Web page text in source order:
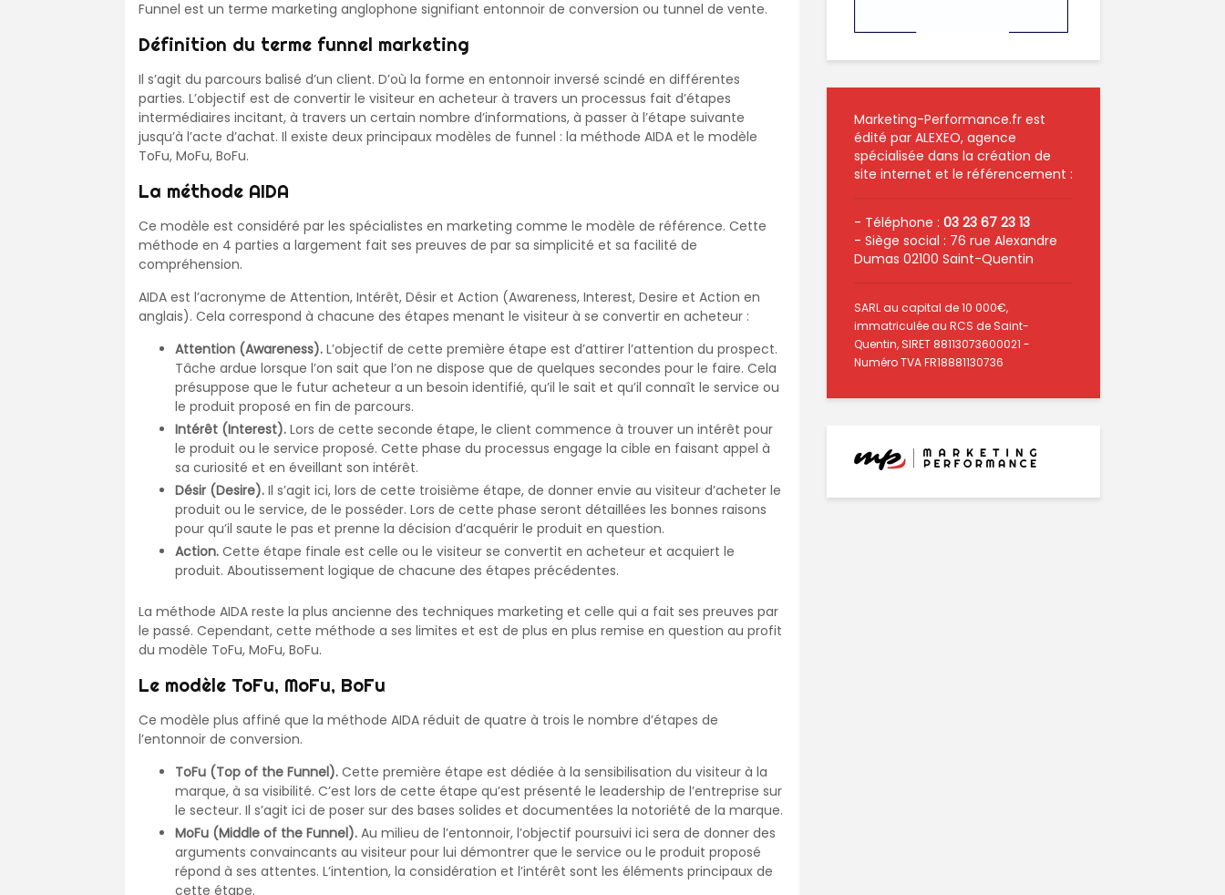
Funnel est un terme marketing anglophone signifiant entonnoir de conversion ou tunnel de vente.
Définition du terme funnel marketing
Il s’agit du parcours balisé d’un client. D’où la forme en entonnoir inversé scindé en différentes
parties. L’objectif est de convertir le visiteur en acheteur à travers un processus fait d’étapes
intermédiaires incitant, à travers un certain nombre d’informations, à passer à l’étape suivante
jusqu’à l’acte d’achat. Il existe deux principaux modèles de funnel : la méthode AIDA et le modèle
ToFu, MoFu, BoFu.
La méthode AIDA
Ce modèle est considéré par les spécialistes en marketing comme le modèle de référence. Cette
méthode en 4 parties a largement fait ses preuves de par sa simplicité et sa facilité de
compréhension.
AIDA est l’acronyme de Attention, Intérêt, Désir et Action (Awareness, Interest, Desire et Action en
anglais). Cela correspond à chacune des étapes menant le visiteur à se convertir en acheteur :
Attention (Awareness). L’objectif de cette première étape est d’attirer l’attention du prospect.
Tâche ardue lorsque l’on sait que l’on ne dispose que de quelques secondes pour le faire. Cela
présuppose que le futur acheteur a un besoin identifié, qu’il le sait et qu’il connaît le service ou
le produit proposé en fin de parcours.
Intérêt (Interest). Lors de cette seconde étape, le client commence à trouver un intérêt pour
le produit ou le service proposé. Cette phase du processus engage la cible en faisant appel à
sa curiosité et en éveillant son intérêt.
Désir (Desire). Il s’agit ici, lors de cette troisième étape, de donner envie au visiteur d’acheter le
produit ou le service, de le posséder. Lors de cette phase seront détaillées les bonnes raisons
pour qu’il saute le pas et prenne la décision d’acquérir le produit en question.
Action. Cette étape finale est celle ou le visiteur se convertit en acheteur et acquiert le
produit. Aboutissement logique de chacune des étapes précédentes.
La méthode AIDA reste la plus ancienne des techniques marketing et celle qui a fait ses preuves par
le passé. Cependant, cette méthode a ses limites et est de plus en plus remise en question au profit
du modèle ToFu, MoFu, BoFu.
Le modèle ToFu, MoFu, BoFu
Ce modèle plus affiné que la méthode AIDA réduit de quatre à trois le nombre d’étapes de
l’entonnoir de conversion.
ToFu (Top of the Funnel). Cette première étape est dédiée à la sensibilisation du visiteur à la
marque, à sa visibilité. C’est lors de cette étape qu’est présenté le leadership de l’entreprise sur
le secteur. Il s’agit ici de poser sur des bases solides et documentées la notoriété de la marque.
MoFu (Middle of the Funnel). Au milieu de l’entonnoir, l’objectif poursuivi ici sera de donner des
arguments convaincants au visiteur pour lui démontrer que le service ou le produit proposé
répond à ses attentes. L’intention, la considération et l’intérêt sont les éléments principaux de
cette étape.
Marketing-Performance.fr est
édité par ALEXEO, agence
spécialisée dans la création de
site internet et le référencement :
- Téléphone : 03 23 67 23 13
- Siège social : 76 rue Alexandre
Dumas 02100 Saint-Quentin
SARL au capital de 10 000€,
immatriculée au RCS de Saint-
Quentin, SIRET 88113073600021 -
Numéro TVA FR18881130736